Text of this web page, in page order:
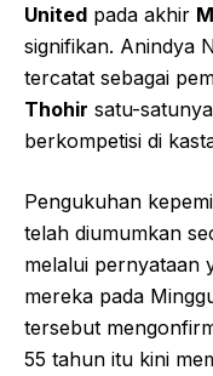
United pada akhir
signifikan. Anindya
tercatat sebagai
Thohir satu-
berkompetisi di
Pengukuhan
telah diumumkan
melalui pernyataan
mereka pada
tersebut
55 tahun itu kini